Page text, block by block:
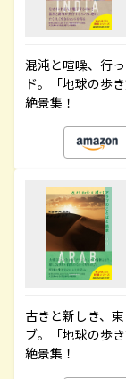
混沌と喧噪、行
ド。「地球の歩
絶景集！
古きと新しき、
ブ。「地球の歩
絶景集！